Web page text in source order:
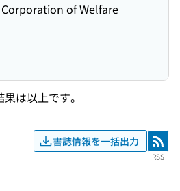
of Welfare
は以上です。
書誌情報を一括出力 RSS
RSS